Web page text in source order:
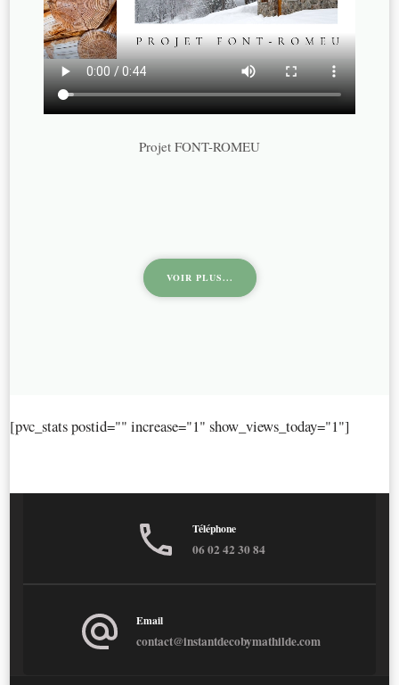
Projet FONT-ROMEU
VOIR PLUS...
[pvc_stats postid="" increase="1" show_views_today="1"]
Téléphone
06 02 42 30 84
Email
contact@instantdecobymathilde.com